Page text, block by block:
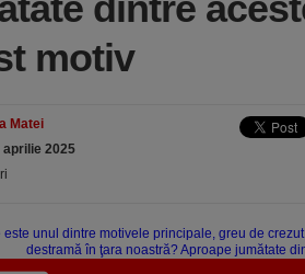
motiv
Matei
aprilie 2025